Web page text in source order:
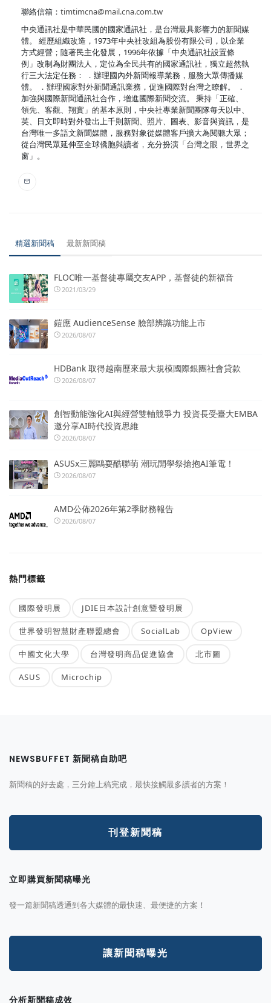
聯絡信箱： timtimcna@mail.cna.com.tw
中央通訊社是中華民國的國家通訊社，是台灣最具影響力的新聞媒
體。 經歷組織改造，1973年中央社改組為股份有限公司，以企業
方式經營；隨著民主化發展，1996年依據「中央通訊社設置條
例」改制為財團法人，定位為全民共有的國家通訊社，獨立超然執
行三大法定任務： ．辦理國內外新聞報導業務，服務大眾傳播媒
體。 ．辦理國家對外新聞通訊業務，促進國際對台灣之瞭解。 ．
加強與國際新聞通訊社合作，增進國際新聞交流。 秉持「正確、
領先、客觀、翔實」的基本原則，中央社專業新聞團隊每天以中、
英、日文即時對外發出上千則新聞、照片、圖表、影音與資訊，是
台灣唯一多語文新聞媒體，服務對象從媒體客戶擴大為閱聽大眾；
從台灣民眾延伸至全球僑胞與讀者，充分扮演「台灣之眼，世界之
窗」。
精選新聞稿 最新新聞稿
FLOC唯一基督徒專屬交友APP，基督徒的新福音
2021/03/29
鎧應 AudienceSense 臉部辨識功能上市
2026/08/07
HDBank 取得越南歷來最大規模國際銀團社會貸款
2026/08/07
創智動能強化AI與經營雙軸競爭力 投資長受臺大EMBA
邀分享AI時代投資思維
2026/08/07
ASUSx三麗鷗耍酷聯萌 潮玩開學祭搶抱AI筆電！
2026/08/07
AMD公佈2026年第2季財務報告
2026/08/07
熱門標籤
國際發明展 JDIE日本設計創意暨發明展
世界發明智慧財產聯盟總會 SocialLab OpView
中國文化大學 台灣發明商品促進協會 北市圖
ASUS Microchip
NEWSBUFFET 新聞稿自助吧
新聞稿的好去處，三分鐘上稿完成，最快接觸最多讀者的方案！
刊登新聞稿
立即購買新聞稿曝光
發一篇新聞稿透通到各大媒體的最快速、最便捷的方案！
讓新聞稿曝光
分析新聞稿成效